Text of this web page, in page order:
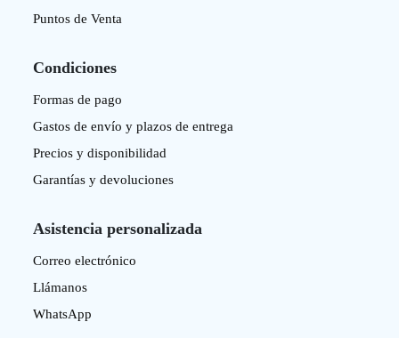
Puntos de Venta
Condiciones
Formas de pago
Gastos de envío y plazos de entrega
Precios y disponibilidad
Garantías y devoluciones
Asistencia personalizada
Correo electrónico
Llámanos
WhatsApp